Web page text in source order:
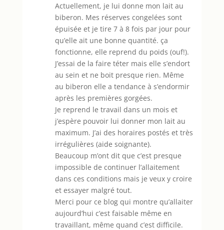
Actuellement, je lui donne mon lait au
biberon. Mes réserves congelées sont
épuisée et je tire 7 à 8 fois par jour pour
qu’elle ait une bonne quantité. ça
fonctionne, elle reprend du poids (ouf!).
J’essai de la faire téter mais elle s’endort
au sein et ne boit presque rien. Même
au biberon elle a tendance à s’endormir
après les premières gorgées.
Je reprend le travail dans un mois et
j’espère pouvoir lui donner mon lait au
maximum. J’ai des horaires postés et très
irrégulières (aide soignante).
Beaucoup m’ont dit que c’est presque
impossible de continuer l’allaitement
dans ces conditions mais je veux y croire
et essayer malgré tout.
Merci pour ce blog qui montre qu’allaiter
aujourd’hui c’est faisable même en
travaillant, même quand c’est difficile.